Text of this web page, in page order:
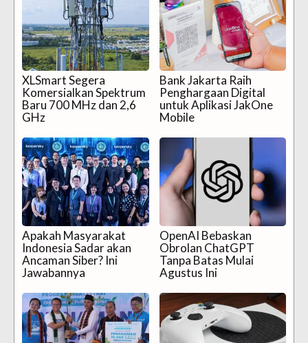
XLSmart Segera
Komersialkan Spektrum
Baru 700 MHz dan 2,6
GHz
Bank Jakarta Raih
Penghargaan Digital
untuk Aplikasi JakOne
Mobile
Apakah Masyarakat
Indonesia Sadar akan
Ancaman Siber? Ini
Jawabannya
OpenAI Bebaskan
Obrolan ChatGPT
Tanpa Batas Mulai
Agustus Ini